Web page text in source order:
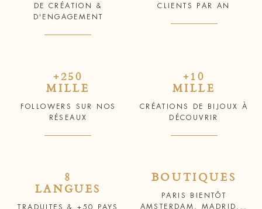
DE CRÉATION &
D'ENGAGEMENT
CLIENTS PAR AN
+250
MILLE
FOLLOWERS SUR NOS
RÉSEAUX
+10
MILLE
CRÉATIONS DE BIJOUX À
DÉCOUVRIR
8
LANGUES
BOUTIQUES
PARIS BIENTÔT
AMSTERDAM, MADRID...